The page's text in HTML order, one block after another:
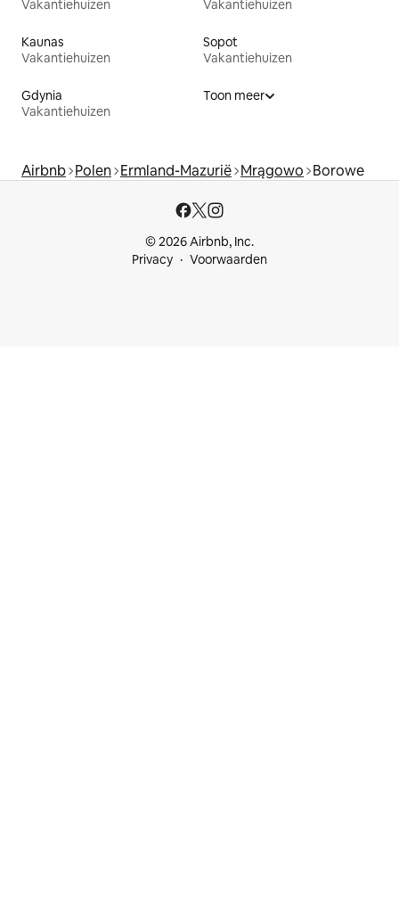
Vakantiehuizen Vakantiehuizen
Kaunas
Vakantiehuizen
Sopot
Vakantiehuizen
Gdynia
Vakantiehuizen
Toon meer
Airbnb Polen Ermland-Mazurië Mrągowo Borowe
© 2026 Airbnb, Inc.
Privacy
Voorwaarden